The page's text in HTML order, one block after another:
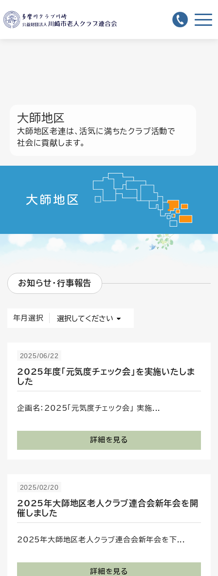
大師地区
大師地区老連は、活気に満ちたクラブ活動で
社会に貢献します。
大師地区
お知らせ・行事報告
年月選択
2025/06/22
2025年度「元気度チェック会」を実施いたしま
した
企画名：2025「元気度チェック会」 実施...
詳細を見る
2025/02/20
2025年大師地区老人クラブ連合会新年会を開
催しました
2025年大師地区老人クラブ連合会新年会を下...
詳細を見る